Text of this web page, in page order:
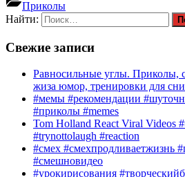
Приколы
Найти:
Свежие записи
Равносильные углы.
жиза юмор, тренировки для
#мемы #рекомендации
#приколы #memes
Tom Holland React Viral Videos
#trynottolaugh #reaction
#смех #смехпродливаетжизнь
#смешновидео
#урокирисования